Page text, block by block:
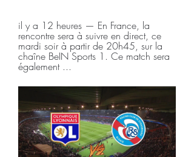
il y a 12 heures — En France, la
rencontre sera à suivre en direct, ce
mardi soir à partir de 20h45, sur la
chaîne BeIN Sports 1. Ce match sera
également ...